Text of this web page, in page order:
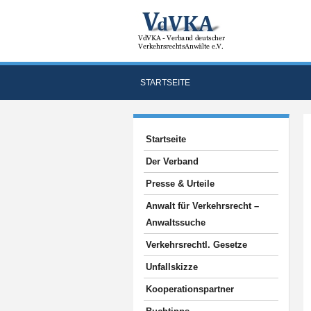
STARTSEITE
Startseite
Der Verband
Presse & Urteile
Anwalt für Verkehrsrecht –
Anwaltssuche
Verkehrsrechtl. Gesetze
Unfallskizze
Kooperationspartner